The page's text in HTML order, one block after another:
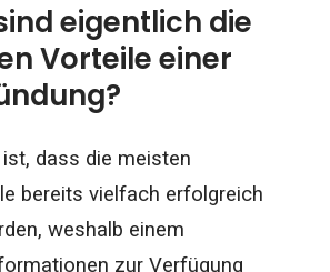
eigentlich die
Vorteile einer
dass die meisten
bereits vielfach erfolgreich
weshalb einem
zur Verfügung